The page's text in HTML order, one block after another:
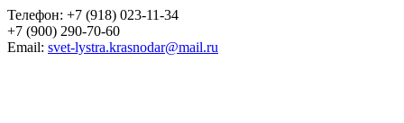
Телефон: +7 (918) 023-11-34
+7 (900) 290-70-60
Email: svet-lystra.krasnodar@mail.ru